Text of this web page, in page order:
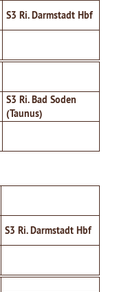
S3 Ri. Darmstadt Hbf
S3 Ri. Bad Soden
(Taunus)
S3 Ri. Darmstadt Hbf